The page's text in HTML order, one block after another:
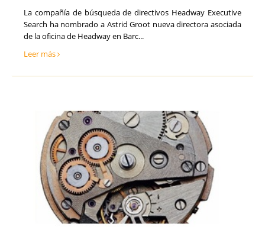
La compañía de búsqueda de directivos Headway Executive
Search ha nombrado a Astrid Groot nueva directora asociada
de la oficina de Headway en Barc...
Leer más